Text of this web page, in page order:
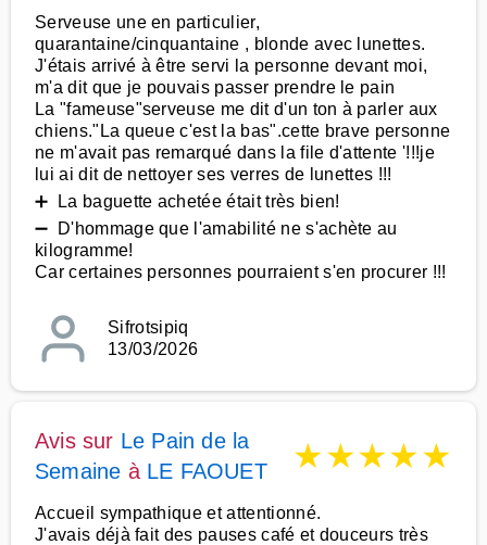
Serveuse une en particulier,
quarantaine/cinquantaine , blonde avec lunettes.
J'étais arrivé à être servi la personne devant moi,
m'a dit que je pouvais passer prendre le pain
La "fameuse"serveuse me dit d'un ton à parler aux
chiens."La queue c'est la bas".cette brave personne
ne m'avait pas remarqué dans la file d'attente '!!!je
lui ai dit de nettoyer ses verres de lunettes !!!
➕ La baguette achetée était très bien!
➖ D'hommage que l'amabilité ne s'achète au
kilogramme!
Car certaines personnes pourraient s'en procurer !!!
Sifrotsipiq
13/03/2026
Avis sur Le Pain de la
Semaine à LE FAOUET ★★★★★
Accueil sympathique et attentionné.
J'avais déjà fait des pauses café et douceurs très